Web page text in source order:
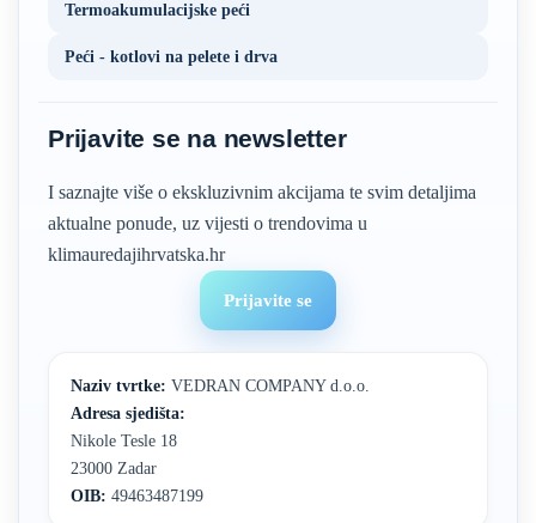
Termoakumulacijske peći
Peći - kotlovi na pelete i drva
Prijavite se na newsletter
I saznajte više o ekskluzivnim akcijama te svim detaljima
aktualne ponude, uz vijesti o trendovima u
klimauredajihrvatska.hr
Prijavite se
Naziv tvrtke: VEDRAN COMPANY d.o.o.
Adresa sjedišta:
Nikole Tesle 18
23000 Zadar
OIB: 49463487199